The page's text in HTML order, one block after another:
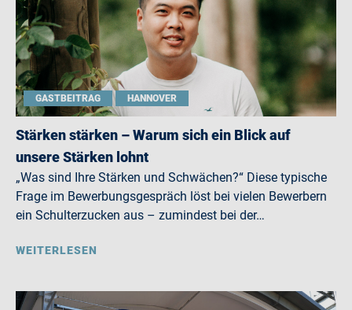
GASTBEITRAG HANNOVER
Stärken stärken – Warum sich ein Blick auf
unsere Stärken lohnt
„Was sind Ihre Stärken und Schwächen?“ Diese typische
Frage im Bewerbungsgespräch löst bei vielen Bewerbern
ein Schulterzucken aus – zumindest bei der…
WEITERLESEN